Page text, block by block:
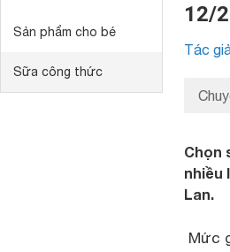
Sản phẩm cho bé
Sữa công thức
12/
Tác
Chọn
nhiều
Lan.
Mức